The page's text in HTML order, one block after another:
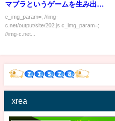
マブラというゲームを生み出し
ました」←こいつｗｗｗｗｗｗ
c_img_param=; //img-
c.net/output/site/202.js c_img_param=;
//img-c.net...
xrea